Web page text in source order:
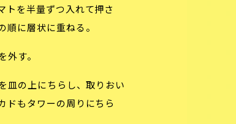
トを半量ずつ入れて押さ
順に層状に重ねる。
外す。
皿の上にちらし、取りおい
ドもタワーの周りにちら